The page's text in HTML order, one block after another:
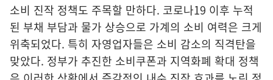
소비 진작 정책도 주목할 만하다. 코로나19 이후 누적
된 부채 부담과 물가 상승으로 가계의 소비 여력은 크게
위축되었다. 특히 자영업자들은 소비 감소의 직격탄을
맞았다. 정부가 추진한 소비쿠폰과 지역화폐 확대 정책